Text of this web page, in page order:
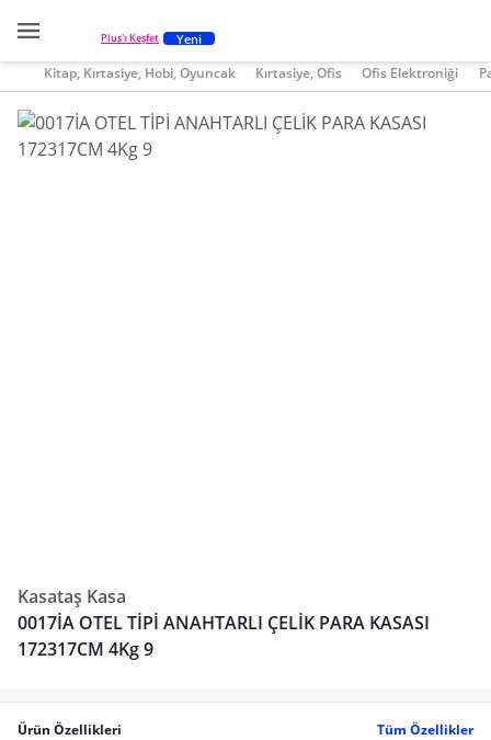
Plus'ı Keşfet Yeni
Kitap, Kırtasiye, Hobi, Oyuncak Kırtasiye, Ofis Ofis Elektroniği
Kasataş Kasa
0017İA OTEL TİPİ ANAHTARLI ÇELİK PARA KASASI
172317CM 4Kg 9
Ürün Özellikleri
Tüm Özellikler